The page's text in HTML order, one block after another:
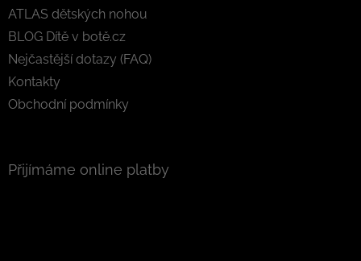
ATLAS dětských nohou
BLOG Dítě v botě.cz
Nejčastější dotazy (FAQ)
Kontakty
Obchodní podmínky
Přijímáme online platby